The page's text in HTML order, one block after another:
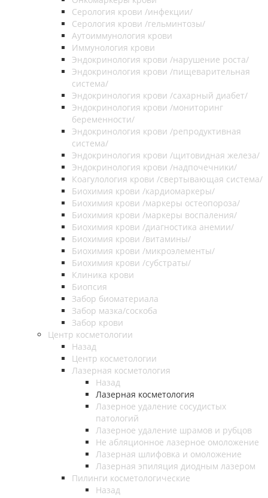
Серология крови /инфекции/
Серология крови /гельминтозы/
Аутоиммунология крови
Иммунология крови
Эндокринология крови /нарушение роста/
Эндокринология крови /пищеварительная
система/
Эндокринология крови /сахарный диабет/
Эндокринология крови /мониторинг
беременности/
Эндокринология крови /репродуктивная
система/
Эндокринология крови /щитовидная железа/
Эндокринология крови /надпочечники/
Коагулология крови /свертывающая система/
Биохимия крови /кардиомаркеры/
Биохимия крови /маркеры остеопороза/
Биохимия крови /маркеры воспаления/
Биохимия крови /диагностика анемии/
Биохимия крови /витамины/
Биохимия крови /микроэлементы/
Биохимия крови /субстраты/
Клиника крови
Биопсия
Забор биоматериала
Забор мазка/соскоба
Забор крови
Центр косметологии
Назад
Центр косметологии
Лазерная косметология
Назад
Лазерная косметология
Лазерное удаление сосудистых
патологий
Лазерное удаление шрамов и рубцов
Не абляционное лазерное омоложение
Лазерная шлифовка и омоложение
Лазерная эпиляция диодным лазером
Пилинги косметологические
Назад